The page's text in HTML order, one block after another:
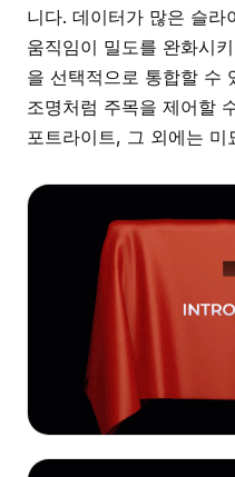
니다. 데이터가 많은 슬라
움직임이 밀도를 완화시
을 선택적으로 통합할 수
조명처럼 주목을 제어할
포트라이트, 그 외에는 미